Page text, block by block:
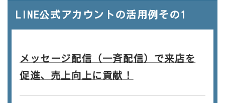
LINE公式アカウントの活用例その1
メッセージ配信（一斉配信）で来店を
促進、売上向上に貢献！